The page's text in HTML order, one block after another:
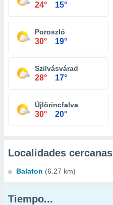
24° 15°
Poroszló
30° 19°
Szilvásvárad
28° 17°
Újlõrincfalva
30° 20°
Localidades cercanas
Balaton (6.27 km)
Tiempo...